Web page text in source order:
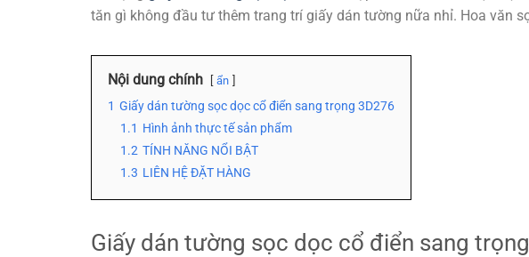
tăn gì không đầu tư thêm trang trí giấy dán tường nữa nhỉ. Hoa văn
Nội dung chính ẩn
1 Giấy dán tường sọc dọc cổ điển sang trọng 3D276
1.1 Hình ảnh thực tế sản phẩm
1.2 TÍNH NĂNG NỔI BẬT
1.3 LIÊN HỆ ĐẶT HÀNG
Giấy dán tường sọc dọc cổ điển sang